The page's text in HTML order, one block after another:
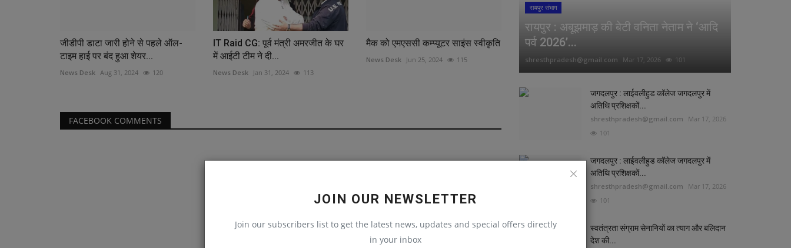
JOIN OUR NEWSLETTER
Join our subscribers list to get the latest news, updates and special offers directly
in your inbox
जीडीपी डाटा जारी होने से पहले ऑल-
टाइम हाई पर बंद हुआ शेयर...
News Desk Aug 31, 2024 120
IT Raid CG: पूर्व मंत्री अमरजीत के घर
में आईटी टीम ने दी...
News Desk Jan 31, 2024 113
मैक को एमएससी कम्प्यूटर साइंस स्वीकृति
News Desk Jun 25, 2024 115
FACEBOOK COMMENTS
रायपुर संभाग
रायपुर : अबूझमाड़ की बेटी वनिता नेताम ने ‘आदि
पर्व 2026’...
shresthpradesh@gmail.com Mar 17, 2026 101
जगदलपुर : लाईवलीहुड कॉलेज जगदलपुर में
अतिथि प्रशिक्षकों...
shresthpradesh@gmail.com
Mar 17, 2026
101
जगदलपुर : लाईवलीहुड कॉलेज जगदलपुर में
अतिथि प्रशिक्षकों...
shresthpradesh@gmail.com
Mar 17, 2026
101
स्वतंत्रता संग्राम सेनानियों का त्याग और बलिदान
देश की...